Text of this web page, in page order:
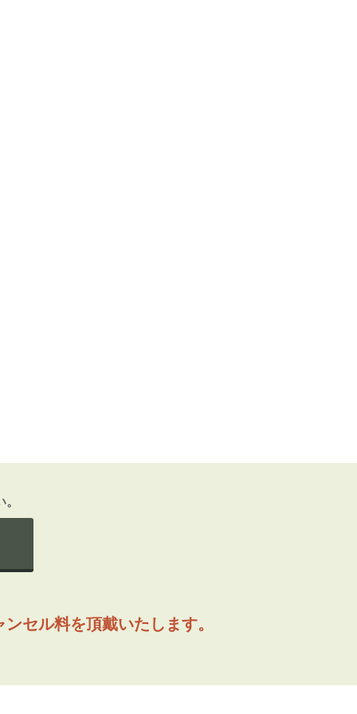
セル料を頂戴いたします。